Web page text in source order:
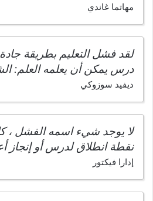
مهاتما غاندي
لقد فشل التعليم بطريقة
درس يمكن أن يعلمه العلم:
ديفيد سوزوكي
لا يوجد شيء اسمه الفشل
نقطة انطلاق لدرس أو إنجاز
إدارا فيكتور